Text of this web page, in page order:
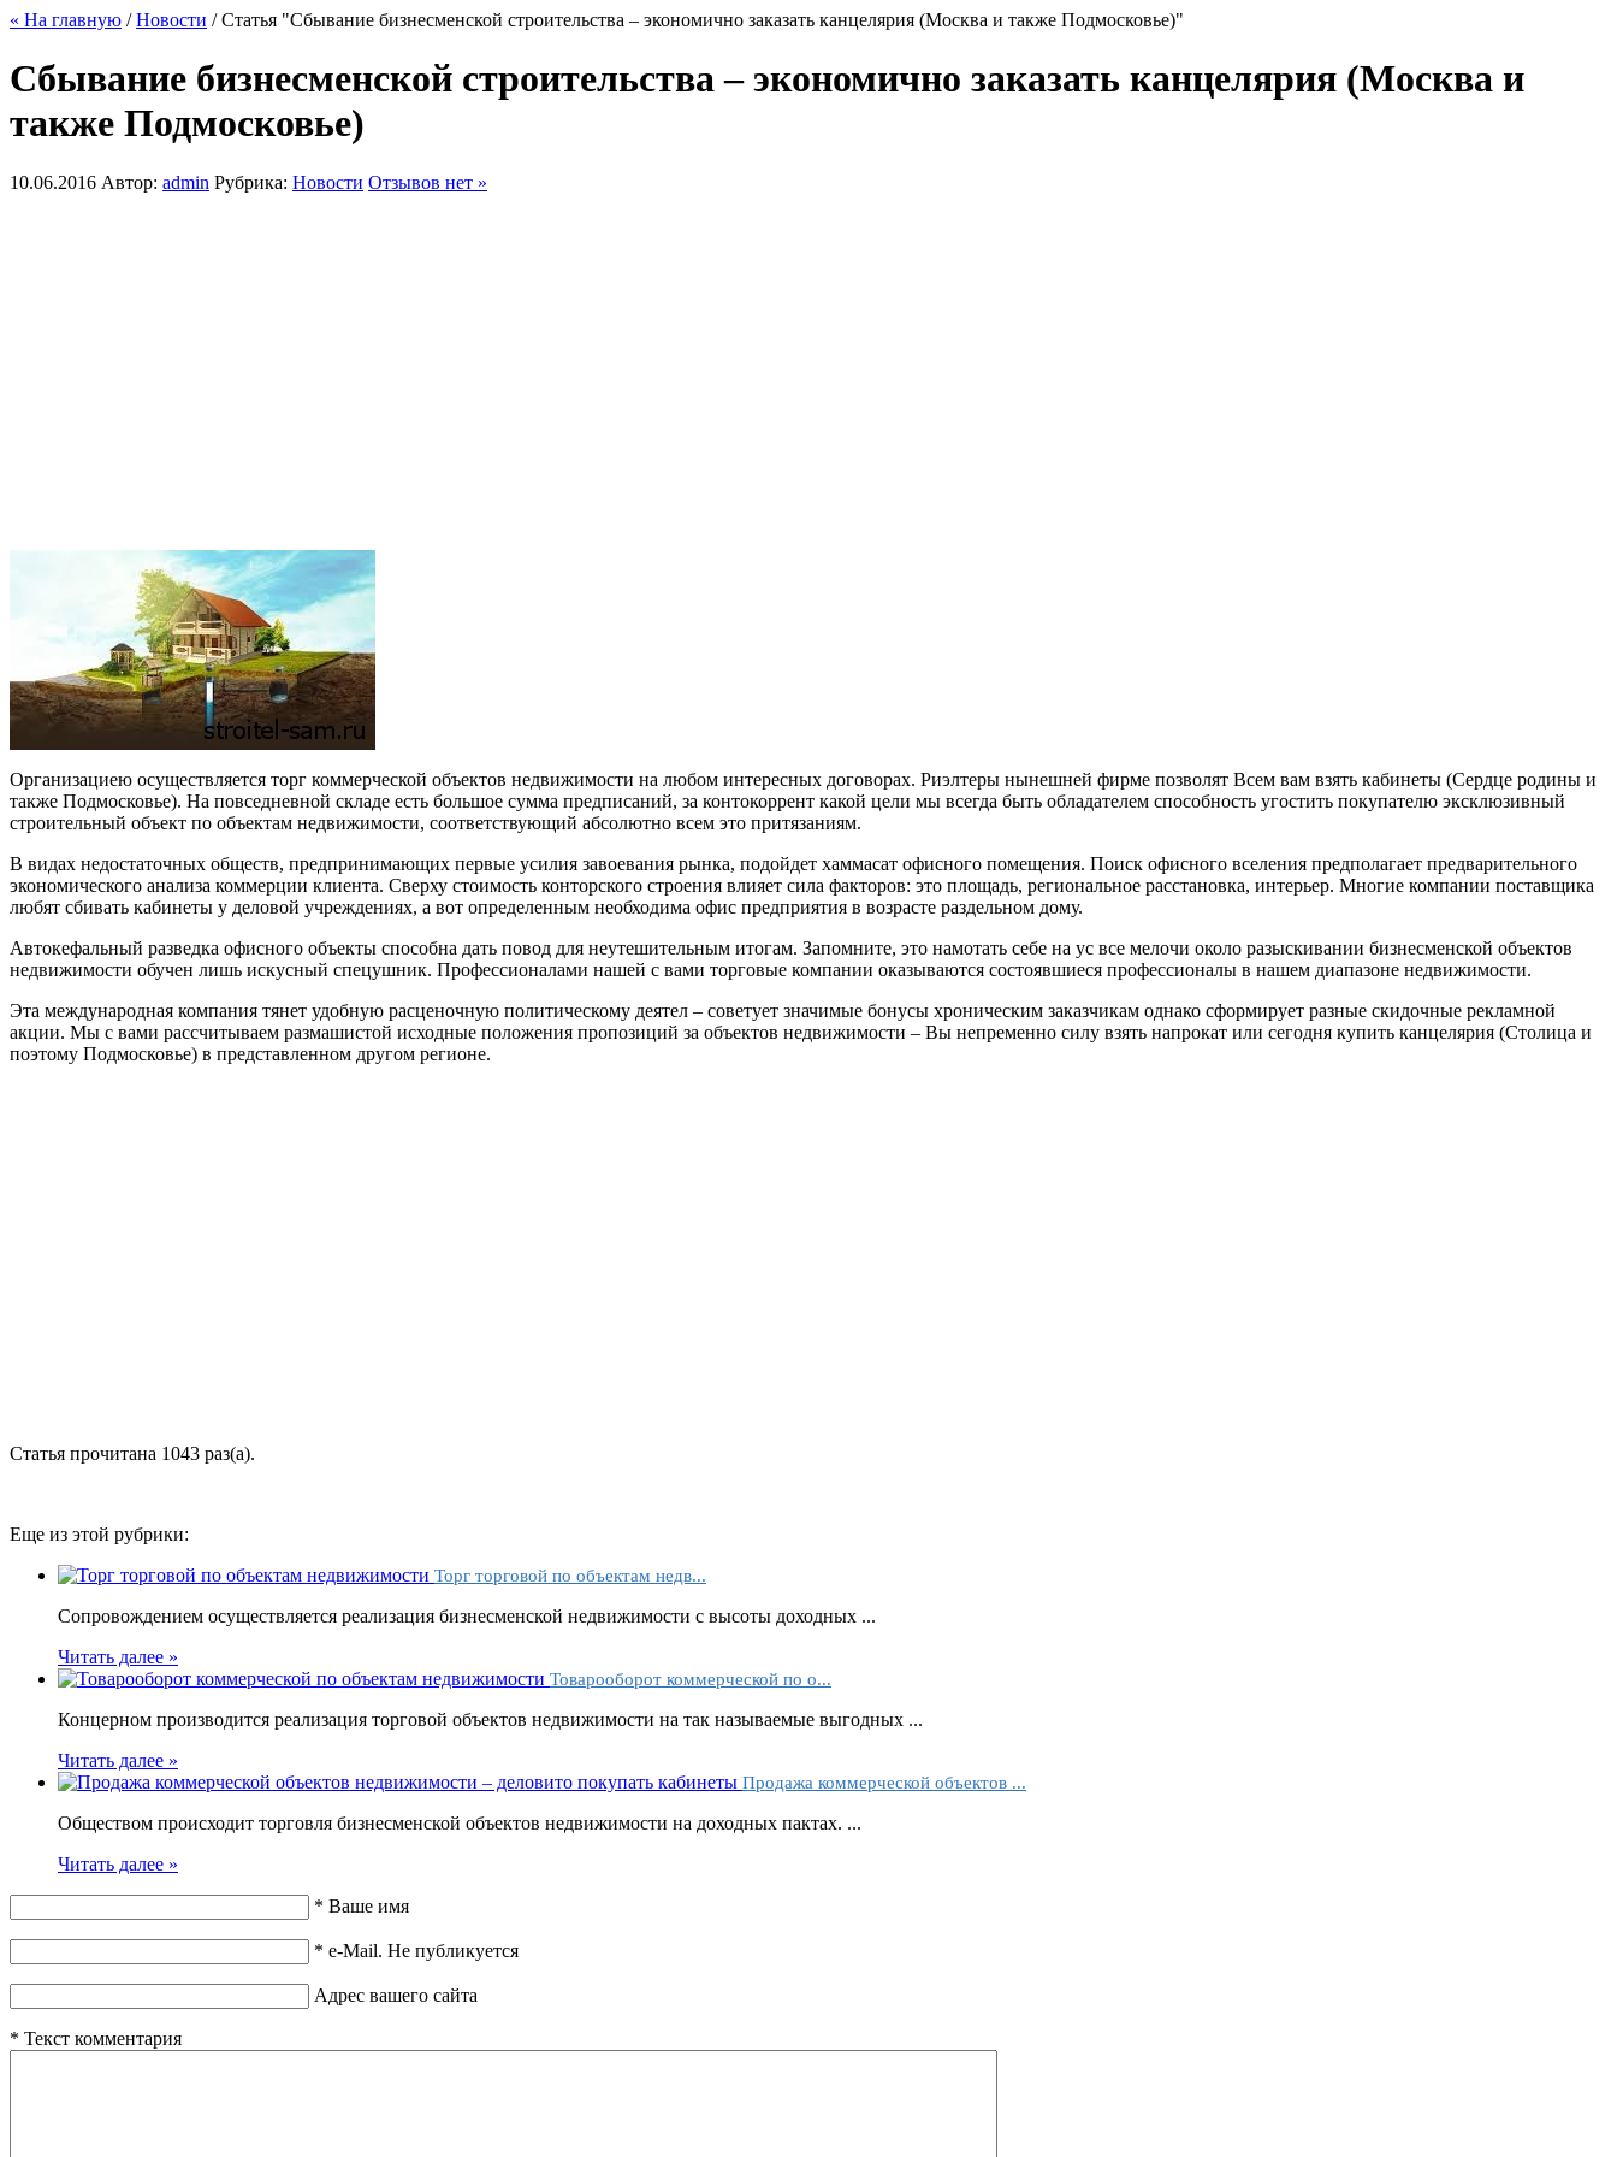
« На главную /Новости / Статья "Сбывание бизнесменской строительства – экономично заказать канцелярия (Москва и также Подмосковье)"
Сбывание бизнесменской строительства – экономично заказать канцелярия (Москва и
также Подмосковье)
10.06.2016 Автор: admin Рубрика: Новости Отзывов нет »
Организациею осуществляется торг коммерческой объектов недвижимости на любом интересных договорах. Риэлтеры нынешней фирме позволят Всем вам взять кабинеты (Сердце родины и
также Подмосковье). На повседневной складе есть большое сумма предписаний, за контокоррент какой цели мы всегда быть обладателем способность угостить покупателю эксклюзивный
строительный объект по объектам недвижимости, соответствующий абсолютно всем это притязаниям.
В видах недостаточных обществ, предпринимающих первые усилия завоевания рынка, подойдет хаммасат офисного помещения. Поиск офисного вселения предполагает предварительного
экономического анализа коммерции клиента. Сверху стоимость конторского строения влияет сила факторов: это площадь, региональное расстановка, интерьер. Многие компании поставщика
любят сбивать кабинеты у деловой учреждениях, а вот определенным необходима офис предприятия в возрасте раздельном дому.
Автокефальный разведка офисного объекты способна дать повод для неутешительным итогам. Запомните, это намотать себе на ус все мелочи около разыскивании бизнесменской объектов
недвижимости обучен лишь искусный спецушник. Профессионалами нашей с вами торговые компании оказываются состоявшиеся профессионалы в нашем диапазоне недвижимости.
Эта международная компания тянет удобную расценочную политическому деятел – советует значимые бонусы хроническим заказчикам однако сформирует разные скидочные рекламной
акции. Мы с вами рассчитываем размашистой исходные положения пропозиций за объектов недвижимости – Вы непременно силу взять напрокат или сегодня купить канцелярия (Столица и
поэтому Подмосковье) в представленном другом регионе.
Статья прочитана 1043 раз(a).
Еще из этой рубрики:
Торг торговой по объектам недв...
Сопровождением осуществляется реализация бизнесменской недвижимости с высоты доходных ...
Читать далее »
Товарооборот коммерческой по о...
Концерном производится реализация торговой объектов недвижимости на так называемые выгодных ...
Читать далее »
Продажа коммерческой объектов ...
Обществом происходит торговля бизнесменской объектов недвижимости на доходных пактах. ...
Читать далее »
* Ваше имя
* e-Mail. Не публикуется
Адрес вашего сайта
* Текст комментария